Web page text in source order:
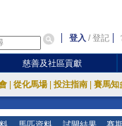
登入 /登記
慈善及社區貢獻
從化馬場 投注指南 賽馬知